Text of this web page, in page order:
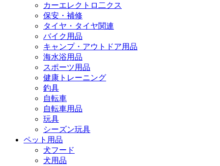
カーエレクトロ二クス
保安・補修
タイヤ・タイヤ関連
バイク用品
キャンプ・アウトドア用品
海水浴用品
スポーツ用品
健康トレーニング
釣具
自転車
自転車用品
玩具
シーズン玩具
ペット用品
犬フード
犬用品